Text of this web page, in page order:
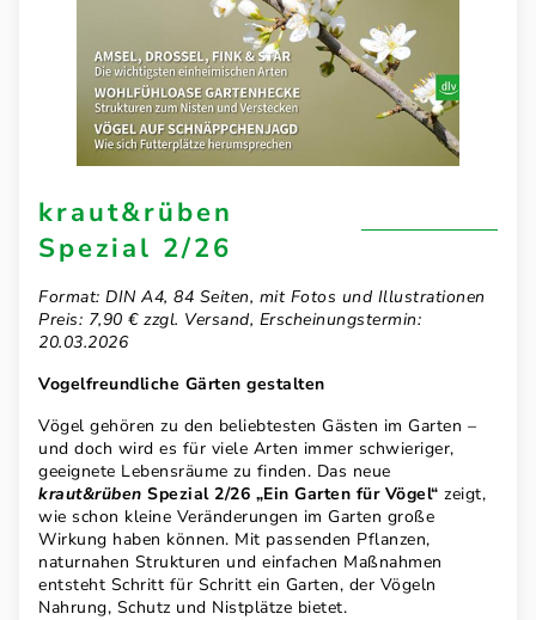
kraut&rüben
Spezial 2/26
Format: DIN A4, 84 Seiten, mit Fotos und Illustrationen
Preis: 7,90 € zzgl. Versand, Erscheinungstermin:
20.03.2026
Vogelfreundliche Gärten gestalten
Vögel gehören zu den beliebtesten Gästen im Garten –
und doch wird es für viele Arten immer schwieriger,
geeignete Lebensräume zu finden. Das neue
kraut&rüben Spezial 2/26 „Ein Garten für Vögel“ zeigt,
wie schon kleine Veränderungen im Garten große
Wirkung haben können. Mit passenden Pflanzen,
naturnahen Strukturen und einfachen Maßnahmen
entsteht Schritt für Schritt ein Garten, der Vögeln
Nahrung, Schutz und Nistplätze bietet.